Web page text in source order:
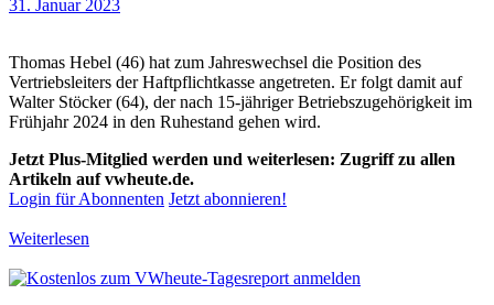
31. Januar 2023
Thomas Hebel (46) hat zum Jahreswechsel die Position des
Vertriebsleiters der Haftpflichtkasse angetreten. Er folgt damit auf
Walter Stöcker (64), der nach 15-jähriger Betriebszugehörigkeit im
Frühjahr 2024 in den Ruhestand gehen wird.
Jetzt Plus-Mitglied werden und weiterlesen: Zugriff zu allen
Artikeln auf vwheute.de.
Login für Abonnenten Jetzt abonnieren!
Weiterlesen